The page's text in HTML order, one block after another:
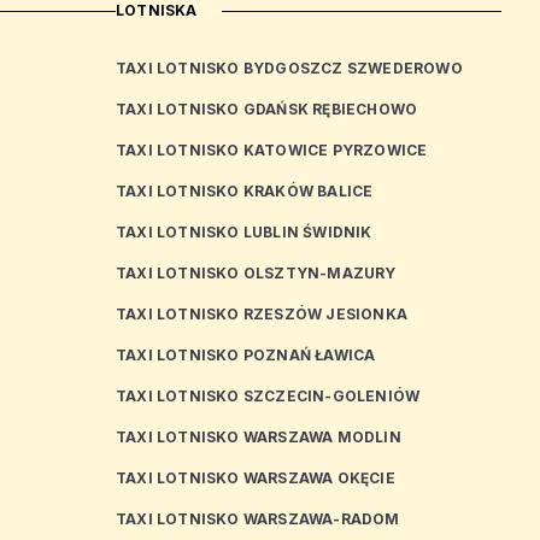
LOTNISKA
TAXI LOTNISKO BYDGOSZCZ SZWEDEROWO
TAXI LOTNISKO GDAŃSK RĘBIECHOWO
TAXI LOTNISKO KATOWICE PYRZOWICE
TAXI LOTNISKO KRAKÓW BALICE
TAXI LOTNISKO LUBLIN ŚWIDNIK
TAXI LOTNISKO OLSZTYN-MAZURY
TAXI LOTNISKO RZESZÓW JESIONKA
TAXI LOTNISKO POZNAŃ ŁAWICA
TAXI LOTNISKO SZCZECIN-GOLENIÓW
TAXI LOTNISKO WARSZAWA MODLIN
TAXI LOTNISKO WARSZAWA OKĘCIE
TAXI LOTNISKO WARSZAWA-RADOM